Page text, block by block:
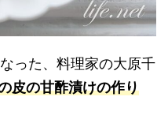
った、料理家の大原千
皮の甘酢漬けの作り